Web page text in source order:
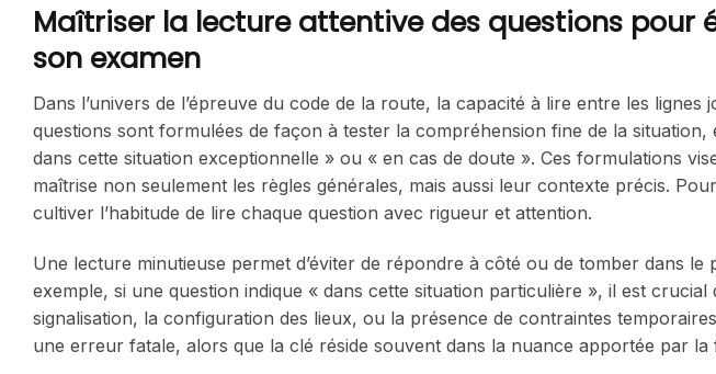
Maîtriser la lecture attentive des questions pour
son examen
Dans l’univers de l’épreuve du code de la route, la capacité à lire entre les
questions sont formulées de façon à tester la compréhension fine de la situation,
dans cette situation exceptionnelle » ou « en cas de doute ». Ces formulations
maîtrise non seulement les règles générales, mais aussi leur contexte précis.
cultiver l’habitude de lire chaque question avec rigueur et attention.
Une lecture minutieuse permet d’éviter de répondre à côté ou de tomber dans le
exemple, si une question indique « dans cette situation particulière », il est crucial
signalisation, la configuration des lieux, ou la présence de contraintes
une erreur fatale, alors que la clé réside souvent dans la nuance apportée par la